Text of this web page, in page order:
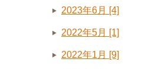
2023年6月 [4]
2022年5月 [1]
2022年1月 [9]